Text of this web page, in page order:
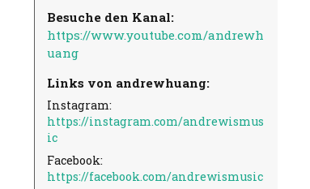
Besuche den Kanal:
https://www.youtube.com/andrewh
uang
Links von andrewhuang:
Instagram:
https://instagram.com/andrewismus
ic
Facebook:
https://facebook.com/andrewismusic